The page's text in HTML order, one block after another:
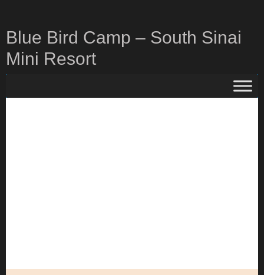
springen
Blue Bird Camp – South Sinai
Mini Resort